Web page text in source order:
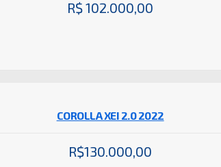
R$ 102.000,00
COROLLA XEI 2.0 2022
R$130.000,00